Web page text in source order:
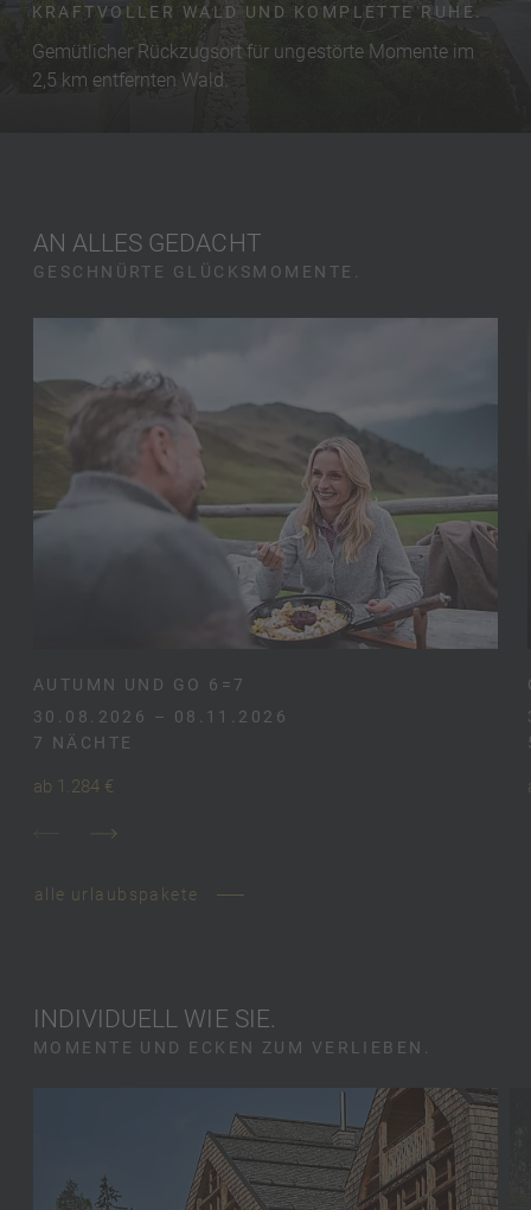
KRAFTVOLLER WALD UND KOMPLETTE RUHE.
Gemütlicher Rückzugsort für ungestörte Momente im
2,5 km entfernten Wald.
AN ALLES GEDACHT
GESCHNÜRTE GLÜCKSMOMENTE.
AUTUMN UND GO 6=7
30.08.2026 – 08.11.2026
7 NÄCHTE
ab 1.284 €
alle urlaubspakete
INDIVIDUELL WIE SIE.
MOMENTE UND ECKEN ZUM VERLIEBEN.